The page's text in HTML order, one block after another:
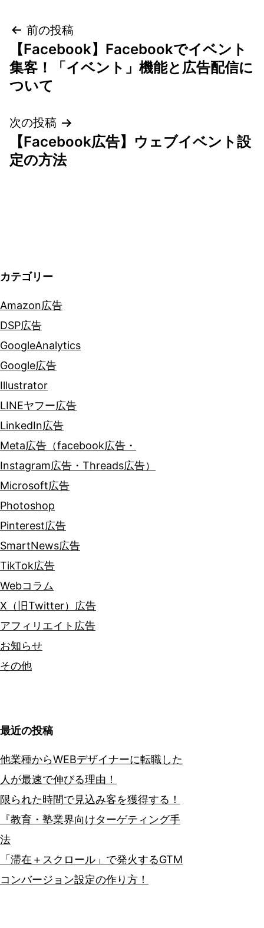
投
稿
ナ
ビ
ゲ
ー
前の投稿
【Facebook】Facebookでイベント
集客！「イベント」機能と広告配信に
ついて
次の投稿
【Facebook広告】ウェブイベント設
定の方法
カテゴリー
Amazon広告
DSP広告
GoogleAnalytics
Google広告
Illustrator
LINEヤフー広告
LinkedIn広告
Meta広告（facebook広告・
Instagram広告・Threads広告）
Microsoft広告
Photoshop
Pinterest広告
SmartNews広告
TikTok広告
Webコラム
X（旧Twitter）広告
アフィリエイト広告
お知らせ
その他
最近の投稿
他業種からWEBデザイナーに転職した
人が最速で伸びる理由！
限られた時間で見込み客を獲得する！
『教育・塾業界向けターゲティング手
法
「滞在＋スクロール」で発火するGTM
コンバージョン設定の作り方！